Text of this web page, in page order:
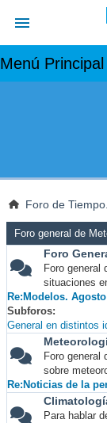
Menú Principal
Foro de
Foro general de
Foro
Foro general
situaciones
Re:Modelos.
Subforos
General en distintos
Foro general
sobre
Re:Noticias de la
Para hablar